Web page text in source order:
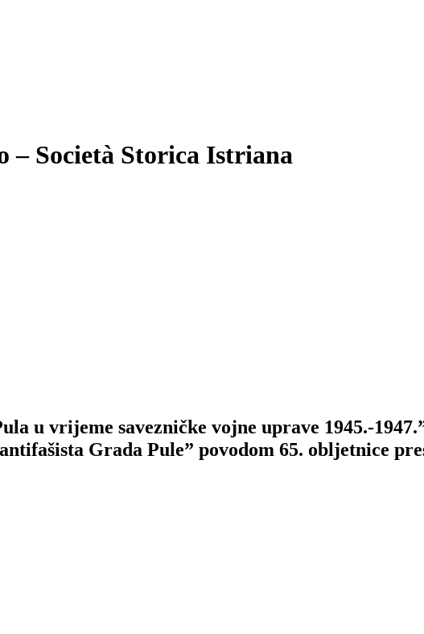
– Società Storica Istriana
u vrijeme savezničke vojne uprave 1945.-
Grada Pule” povodom 65. obljetnice